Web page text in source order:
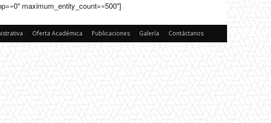
maximum_entity_count=»500″]
Oferta Académica Publicaciones Galería Contáctanos